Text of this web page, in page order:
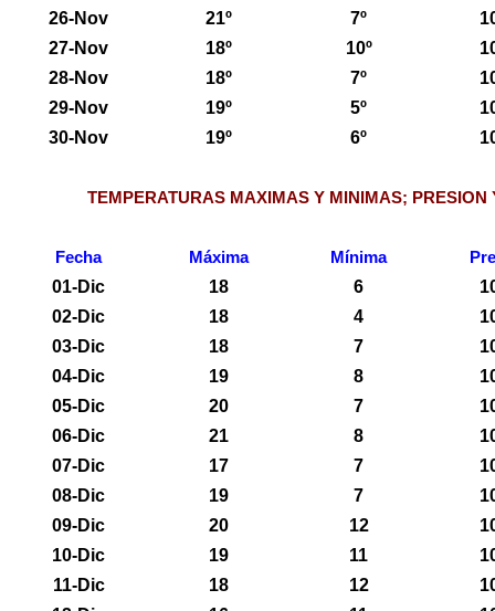
26-Nov
21º 7º
27-Nov
18º 10º
28-Nov
18º 7º
29-Nov
19º 5º
30-Nov
19º 6º
TEMPERATURAS MAXIMAS Y MINIMAS; PRESION
Fecha Máxima Mínima
01-Dic 18 6
02-Dic
18 4
03-Dic
18 7
04-Dic
19 8
05-Dic
20 7
06-Dic
21 8
07-Dic
17 7
08-Dic
19 7
09-Dic
20 12
10-Dic
19 11
11-Dic
18 12